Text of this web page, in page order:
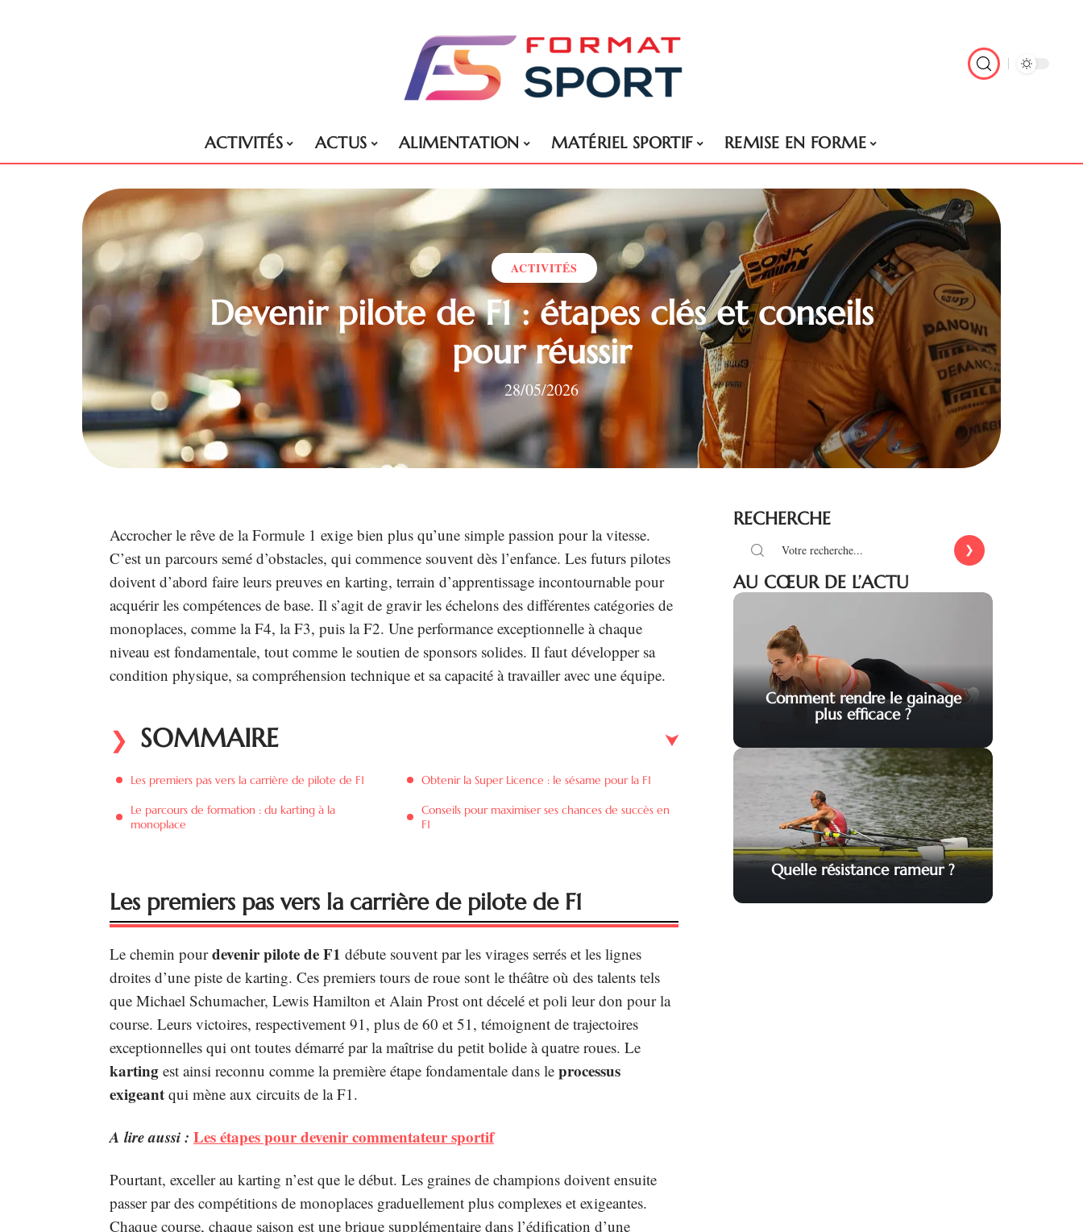
ACTIVITÉS ACTUS ALIMENTATION MATÉRIEL SPORTIF REMISE EN FORME
ACTIVITÉS
Devenir pilote de F1 : étapes clés et conseils
pour réussir
28/05/2026
Accrocher le rêve de la Formule 1 exige bien plus qu’une simple passion pour la vitesse.
C’est un parcours semé d’obstacles, qui commence souvent dès l’enfance. Les futurs pilotes
doivent d’abord faire leurs preuves en karting, terrain d’apprentissage incontournable pour
acquérir les compétences de base. Il s’agit de gravir les échelons des différentes catégories de
monoplaces, comme la F4, la F3, puis la F2. Une performance exceptionnelle à chaque
niveau est fondamentale, tout comme le soutien de sponsors solides. Il faut développer sa
condition physique, sa compréhension technique et sa capacité à travailler avec une équipe.
SOMMAIRE
Les premiers pas vers la carrière de pilote de F1
Le parcours de formation : du karting à la
monoplace
Obtenir la Super Licence : le sésame pour la F1
Conseils pour maximiser ses chances de succès en
F1
Les premiers pas vers la carrière de pilote de F1
Le chemin pourdevenir pilote de F1 débute souvent par les virages serrés et les lignes
droites d’une piste de karting. Ces premiers tours de roue sont le théâtre où des talents tels
que Michael Schumacher, Lewis Hamilton et Alain Prost ont décelé et poli leur don pour la
course. Leurs victoires, respectivement 91, plus de 60 et 51, témoignent de trajectoires
exceptionnelles qui ont toutes démarré par la maîtrise du petit bolide à quatre roues. Le
karting est ainsi reconnu comme la première étape fondamentale dans le processus
exigeant qui mène aux circuits de la F1.
A lire aussi : Les étapes pour devenir commentateur sportif
Pourtant, exceller au karting n’est que le début. Les graines de champions doivent ensuite
passer par des compétitions de monoplaces graduellement plus complexes et exigeantes.
Chaque course, chaque saison est une brique supplémentaire dans l’édification d’une
RECHERCHE
AU CŒUR DE L’ACTU
Comment rendre le gainage
plus efficace ?
Quelle résistance rameur ?